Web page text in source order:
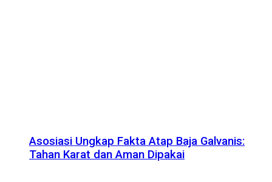
Asosiasi Ungkap Fakta Atap Baja Galvanis:
Tahan Karat dan Aman Dipakai